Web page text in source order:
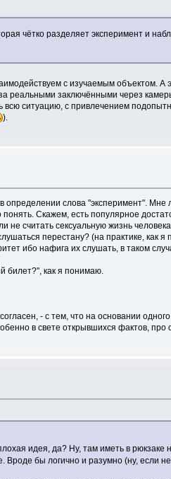
чётко разделяет эксперимент и
с изучаемым объектом. А
реальными заключёнными через
ситуацию, с привлечением
).
определении слова "эксперимент".
Скажем, есть популярное
не считать сексуальную жизнь
перестану? (на практике, как я
ибо нафига их слушать, в таком
билет?", как я понимаю.
- с тем, что на основании
в свете открывшихся фактов, про
идея, да? Ну, там иметь в рюкзаке
бы логично и разумно (ну, если